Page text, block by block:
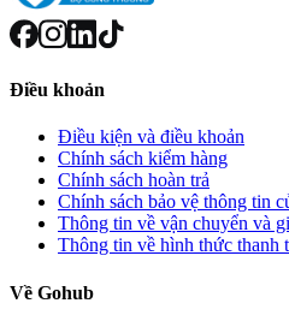
Điều khoản
Điều kiện và điều khoản
Chính sách kiểm hàng
Chính sách hoàn trả
Chính sách bảo vệ thông tin
Thông tin về vận chuyển và
Thông tin về hình thức thanh
Về Gohub